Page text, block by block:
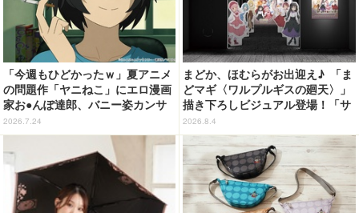
「今週もひどかったｗ」夏アニメ
の問題作「ヤニねこ」にエロ漫画
家お●んぽ達郎、バニー姿カンサ
イねこ登場にゃ！ 第4話の衝撃ラ
ストに「ヤバいをどんどん更新し
てる」【ネタバレあり反応まと
め】
2026.7.24
まどか、ほむらがお出迎え♪ 「ま
どマギ〈ワルプルギスの廻天〉」
描き下ろしビジュアル登場！「サ
ンシャインシティプリンスホテ
ル」コラボ開催
2026.8.4